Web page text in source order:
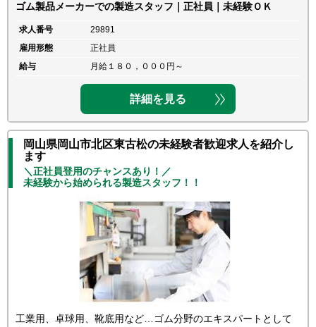
ゴム製品メーカーでの製造スタッフ｜正社員｜未経験ＯＫ
求人番号
29891
雇用形態
正社員
給与
月給１８０，０００円～
詳細を見る
岡山県岡山市北区東古松の未経験者歓迎求人を紹介し
ます
＼正社員登用のチャンスあり！／
未経験から始められる製造スタッフ！！
工業用、卓球用、靴底用など…ゴム分野のエキスパートとして